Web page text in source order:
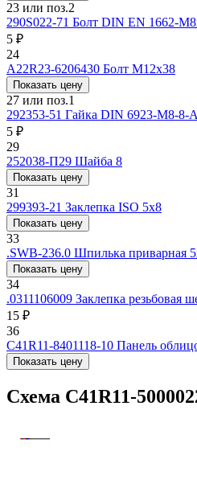
23 или поз.2
290S022-71 Болт DIN EN 1662-
5 ₽
24
A22R23-6206430 Болт М12х38
Показать цену
27 или поз.1
292353-51 Гайка DIN 6923-М8-8-
5 ₽
29
252038-П29 Шайба 8
Показать цену
31
299393-21 Заклепка ISO 5х8
Показать цену
33
.SWВ-236.0 Шпилька приварная
Показать цену
34
.0311106009 Заклепка резьбовая
15 ₽
36
С41R11-8401118-10 Панель
Показать цену
Схема С41R11-